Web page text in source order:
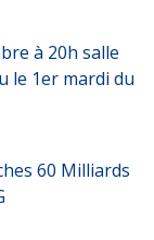
à 20h salle
le 1er mardi du
60 Milliards